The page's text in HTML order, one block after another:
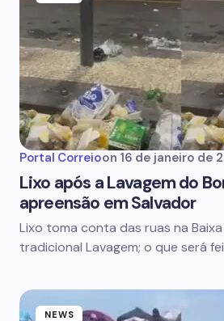
Portal Correioon 16 de janeiro de
Lixo após a Lavagem do
apreensão em Salvador
Lixo toma conta das ruas na
tradicional Lavagem; o que será
NEWS